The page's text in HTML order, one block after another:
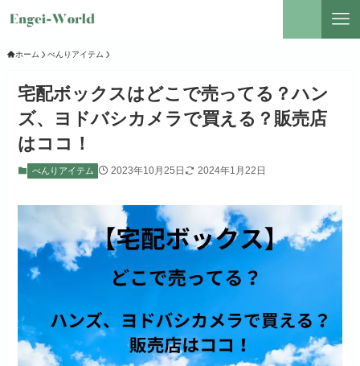
ホーム べんりアイテム
宅配ボックスはどこで売ってる？ハン
ズ、ヨドバシカメラで買える？販売店
はココ！
べんりアイテム 2023年10月25日 2024年1月22日